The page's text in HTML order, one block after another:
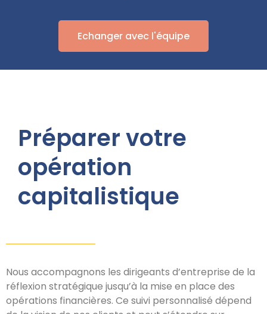
Echanger avec l'équipe
Préparer votre
opération
capitalistique
Nous accompagnons les dirigeants d’entreprise de la
réflexion stratégique jusqu’à la mise en place des
opérations financières. Ce suivi personnalisé dépend